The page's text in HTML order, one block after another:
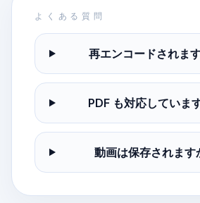
よくある質問
再エンコードされま
PDF も対応していま
動画は保存されます